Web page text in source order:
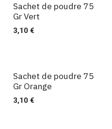
Ventes
Sachet de poudre 75
Gr Vert
3,10 €
Ventes
Sachet de poudre 75
Gr Orange
3,10 €